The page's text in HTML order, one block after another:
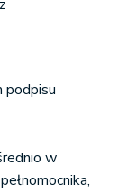
podpisu
w